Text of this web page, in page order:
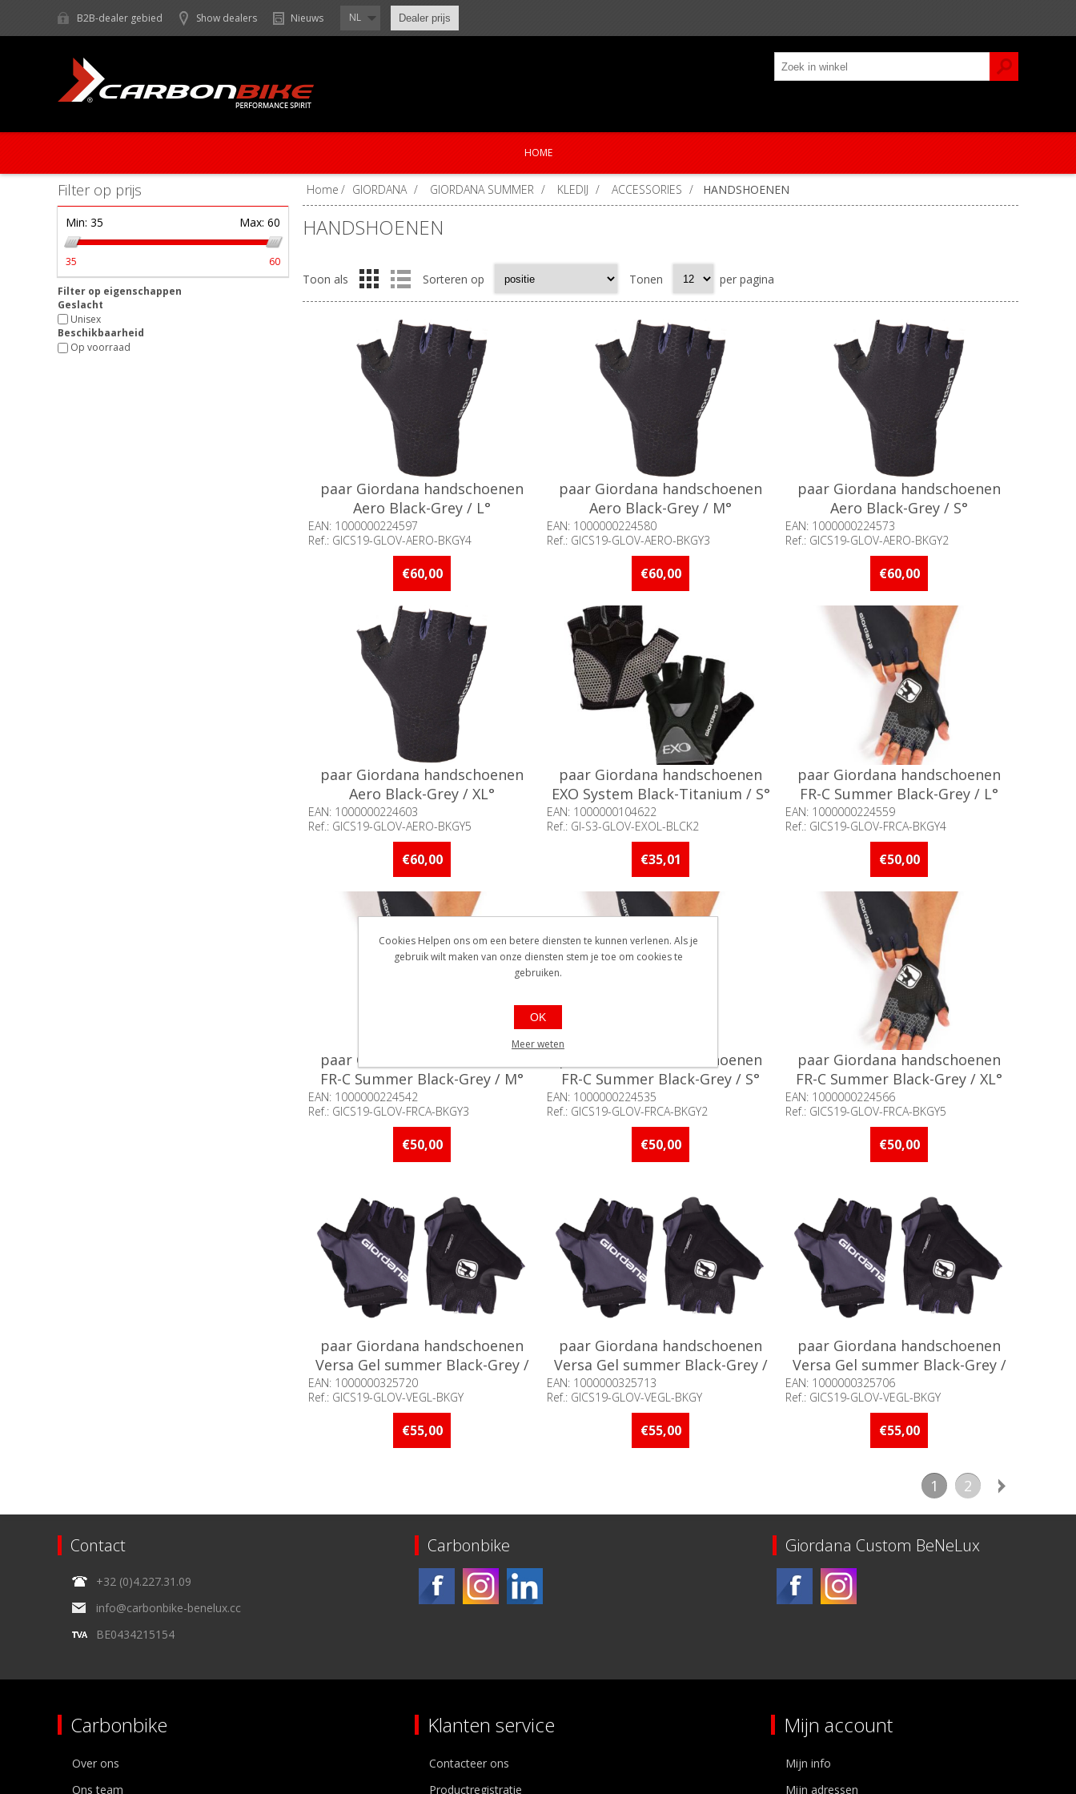
B2B-dealer gebied Show dealers Nieuws NL Dealer prijs
HOME
Home / GIORDANA / GIORDANA SUMMER / KLEDIJ / ACCESSORIES / HANDSHOENEN
HANDSHOENEN
Toon als Sorteren op Tonen per pagina
paar Giordana handschoenen
Aero Black-Grey / L°
EAN: 1000000224597
Ref.: GICS19-GLOV-AERO-BKGY4
Beschikbaarheid:: 5 stuks of meer op
€60,00
paar Giordana handschoenen
Aero Black-Grey / M°
EAN: 1000000224580
Ref.: GICS19-GLOV-AERO-BKGY3
Beschikbaarheid:: 5 stuks of meer op
€60,00
paar Giordana handschoenen
Aero Black-Grey / S°
EAN: 1000000224573
Ref.: GICS19-GLOV-AERO-BKGY2
Beschikbaarheid:: Minder dan 5 stuks
€60,00
paar Giordana handschoenen
Aero Black-Grey / XL°
EAN: 1000000224603
Ref.: GICS19-GLOV-AERO-BKGY5
Beschikbaarheid:: 5 stuks of meer op
€60,00
paar Giordana handschoenen
EXO System Black-Titanium / S°
EAN: 1000000104622
Ref.: GI-S3-GLOV-EXOL-BLCK2
Beschikbaarheid:: Minder dan 5 stuks
€35,01
paar Giordana handschoenen
FR-C Summer Black-Grey / L°
EAN: 1000000224559
Ref.: GICS19-GLOV-FRCA-BKGY4
Beschikbaarheid:: Minder dan 5 stuks
€50,00
paar Giordana handschoenen
FR-C Summer Black-Grey / M°
EAN: 1000000224542
Ref.: GICS19-GLOV-FRCA-BKGY3
Beschikbaarheid:: Niet voorradig
€50,00
paar Giordana handschoenen
FR-C Summer Black-Grey / S°
EAN: 1000000224535
Ref.: GICS19-GLOV-FRCA-BKGY2
Beschikbaarheid:: Minder dan 5 stuks
€50,00
paar Giordana handschoenen
FR-C Summer Black-Grey / XL°
EAN: 1000000224566
Ref.: GICS19-GLOV-FRCA-BKGY5
Beschikbaarheid:: Niet voorradig
€50,00
paar Giordana handschoenen
Versa Gel summer Black-Grey /
L°
EAN: 1000000325720
Ref.: GICS19-GLOV-VEGL-BKGY
Beschikbaarheid:: Niet voorradig
€55,00
paar Giordana handschoenen
Versa Gel summer Black-Grey /
M°
EAN: 1000000325713
Ref.: GICS19-GLOV-VEGL-BKGY
Beschikbaarheid:: Niet voorradig
€55,00
paar Giordana handschoenen
Versa Gel summer Black-Grey /
S°
EAN: 1000000325706
Ref.: GICS19-GLOV-VEGL-BKGY
Beschikbaarheid:: Niet voorradig
€55,00
1 2
Filter op prijs
Min: 35 Max: 60
35 60
Filter op eigenschappen
Geslacht
Unisex
Beschikbaarheid
Op voorraad
Contact
+32 (0)4.227.31.09
info@carbonbike-benelux.cc
BE0434215154
Carbonbike Giordana Custom BeNeLux
Carbonbike
Over ons
Ons team
Klanten service
Contacteer ons
Productregistratie
Mijn account
Mijn info
Mijn adressen
Cookies Helpen ons om een betere diensten te kunnen verlenen. Als je
gebruik wilt maken van onze diensten stem je toe om cookies te
gebruiken.
OK
Meer weten